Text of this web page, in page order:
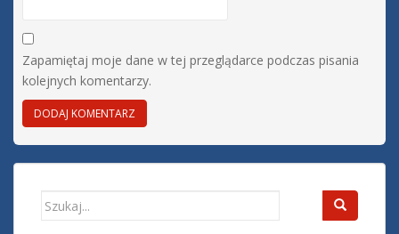
Zapamiętaj moje dane w tej przeglądarce podczas pisania
kolejnych komentarzy.
Search